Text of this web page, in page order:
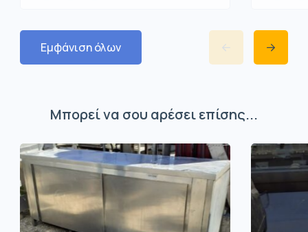
Εμφάνιση όλων
Μπορεί να σου αρέσει επίσης...